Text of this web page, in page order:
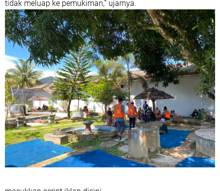
tidak meluap ke pemukiman,” ujarnya.